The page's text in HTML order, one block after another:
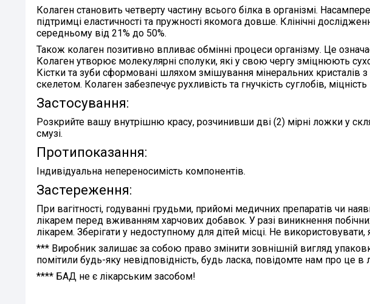
Колаген становить четверту частину всього білка в організмі.
підтримці еластичності та пружності якомога довше. Клінічні
середньому від 21% до 50%.
Також колаген позитивно впливає обмінні процеси організму. Це
Колаген утворює молекулярні сполуки, які у свою чергу зміцнюють
Кістки та зуби сформовані шляхом змішування мінеральних кристалів
скелетом. Колаген забезпечує рухливість та гнучкість суглобів,
Застосування:
Розкрийте вашу внутрішню красу, розчинивши дві (2) мірні ложки у
смузі.
Протипоказання:
Індивідуальна непереносимість компонентів.
Застереження:
При вагітності, годуванні грудьми, прийомі медичних препаратів чи
лікарем перед вживанням харчових добавок. У разі виникнення
лікарем. Зберігати у недоступному для дітей місці. Не
*** Виробник залишає за собою право змінити зовнішній вигляд
помітили будь-яку невідповідність, будь ласка, повідомте нам про це
**** БАД не є лікарським засобом!